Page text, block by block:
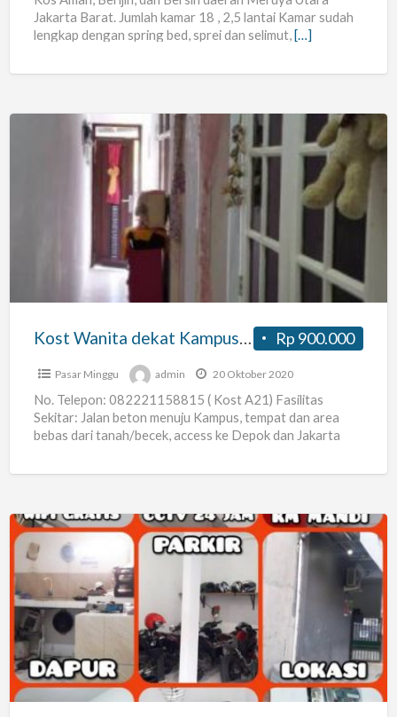
Jakarta Barat. Jumlah kamar 18 , 2,5 lantai Kamar sudah
lengkap dengan spring bed, sprei dan selimut,[…]
Pangkalan
Cinere
(Belakang
Kampus
UPN,
Rp 900.000
Kost Wanita dekat Kampus UPN di Pangkalan Jati Cinere (Belakang Kampus UPN, 24 jam security
Pasar Minggu admin 20 Oktober 2020
No. Telepon: 082221158815 ( Kost A21) Fasilitas
Sekitar: Jalan beton menuju Kampus, tempat dan area
bebas dari tanah/becek, access ke Depok dan Jakarta
Kost
murah
di
Jatipadang
Poncol
TB
Simatupang